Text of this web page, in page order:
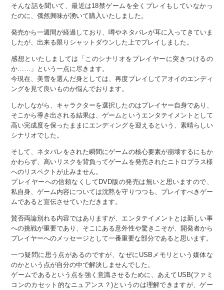
そんな話を聞いて、最近は18禁ゲームを全くプレイもしていなかっ
たのに、俄然興味が湧いて購入いたしました。
発売から一週間が経過しており、噂やネタバレが耳に入ってきていま
したが、出来る限りシャットダウンした上でプレイしました。
感想といたしましては「このシナリオをプレイヤーに突きつけるの
か……」という一点に尽きます。
今現在、美雪を選んだ身としては、再度プレイしてアオイのエンディ
ングを見て良いものか悩んでおります。
しかしながら、キャラクターを選択したのはプレイヤー自身であり、
そこから導き出される結果は、ゲームというエンタテイメントとして
高い完成度を保ったままにエンディングを迎えるという、素晴らしい
シナリオでした。
そして、ネタバレをされた瞬間にゲームの核心要素が崩壊するにもか
かわらず、高いリスクを背負ってゲームを発売されたニトロプラス様
へのリスペクトが止みません。
プレイヤーへの信頼なくしてDVD版の発売は無いと思いますので、
私自身、ゲーム内容については沈黙を守りつつも、プレイすべきゲー
ムであると宣伝させていただきます。
賛否両論別れる内容ではありますが、エンタテイメントとは新しい事
への挑戦が重要であり、そこにある意外性や驚きこそが、開発者から
プレイヤーへのメッセージとして一番重要な部分であると思います。
一つ疑問に思う点があるのですが、なぜにUSBメモリという媒体な
のかという点が自分の中で解決しませんでした。
ゲームであるという点を強く意識させるために、あえてUSB(ファミ
コンのカセット的なニュアンス？)というのは理解できますが、ゲー